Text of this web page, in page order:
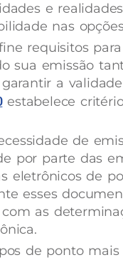
e
nas
requisitos
sua emissão
a
estabelece
de
por parte das
eletrônicos de
esses
as
de ponto